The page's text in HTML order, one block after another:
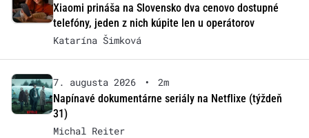
Xiaomi prináša na Slovensko dva cenovo dostupné
telefóny, jeden z nich kúpite len u operátorov
Katarína Šimková
7. augusta 2026 •
2m
Napínavé dokumentárne seriály na Netflixe (týždeň
31)
Michal Reiter